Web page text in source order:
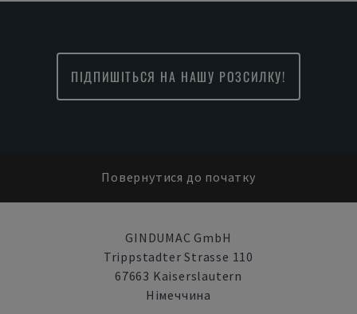
ПІДПИШІТЬСЯ НА НАШУ РОЗСИЛКУ!
Повернутися до початку
GINDUMAC GmbH
Trippstadter Strasse 110
67663 Kaiserslautern
Німеччина